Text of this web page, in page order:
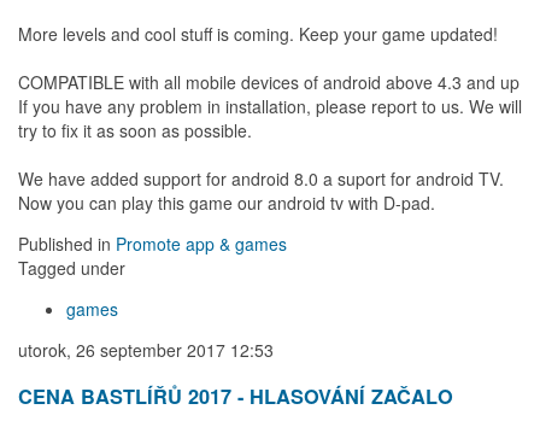
More levels and cool stuff is coming. Keep your game updated!
COMPATIBLE with all mobile devices of android above 4.3 and up
If you have any problem in installation, please report to us. We will
try to fix it as soon as possible.
We have added support for android 8.0 a suport for android TV.
Now you can play this game our android tv with D-pad.
Published in Promote app & games
Tagged under
games
utorok, 26 september 2017 12:53
CENA BASTLÍŘŮ 2017 - HLASOVÁNÍ ZAČALO